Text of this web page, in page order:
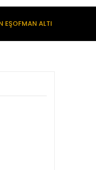
EŞOFMAN ALTI